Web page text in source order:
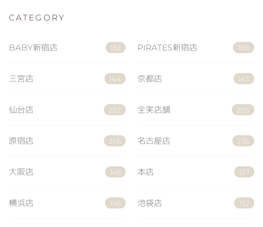
CATEGORY
BABY新宿店 152 PIRATES新宿店 188
三宮店 144 京都店 143
仙台店 252 全実店舗 205
原宿店 256 名古屋店 236
大阪店 146 本店 127
横浜店 146 池袋店 132